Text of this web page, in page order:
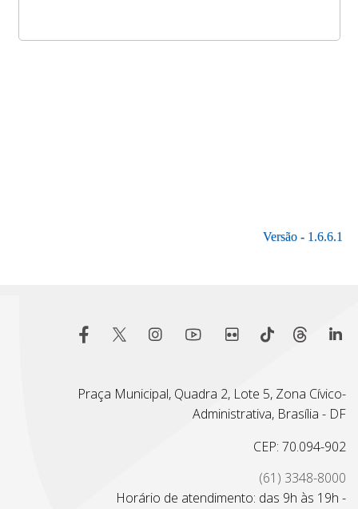
Praça Municipal, Quadra 2, Lote 5, Zona Cívico-
Administrativa, Brasília - DF
CEP: 70.094-902
(61) 3348-8000
Horário de atendimento: das 9h às 19h -